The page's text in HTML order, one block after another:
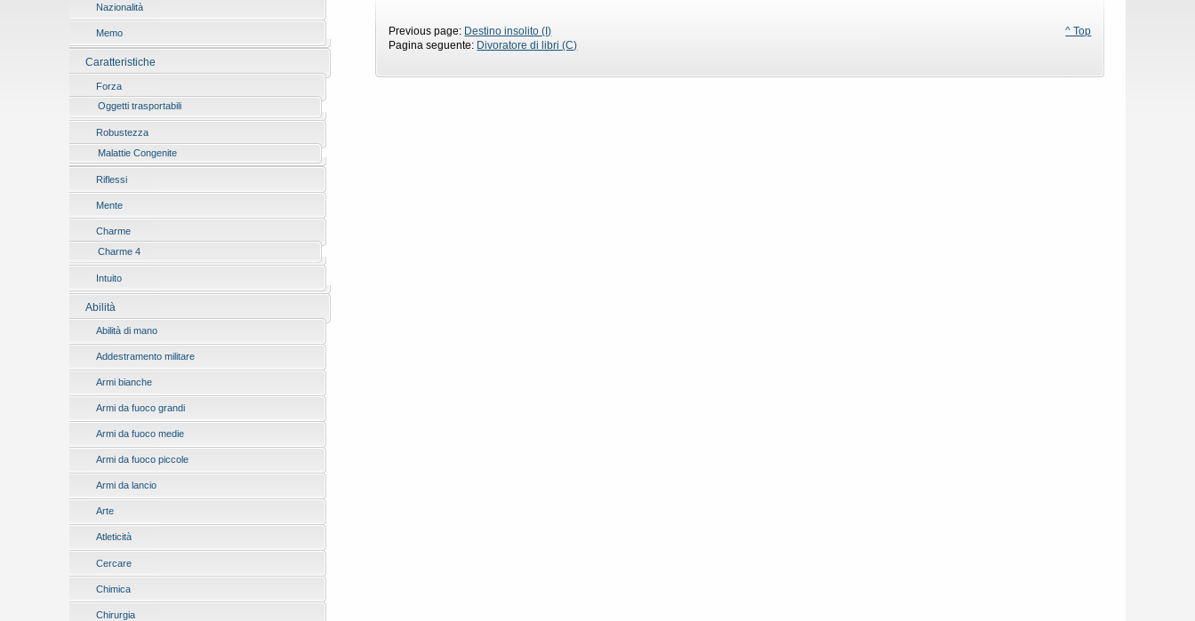
Nazionalità
Memo
Caratteristiche
Forza
Oggetti trasportabili
Robustezza
Malattie Congenite
Riflessi
Mente
Charme
Charme 4
Intuito
Abilità
Abilità di mano
Addestramento militare
Armi bianche
Armi da fuoco grandi
Armi da fuoco medie
Armi da fuoco piccole
Armi da lancio
Arte
Atleticità
Cercare
Chimica
Chirurgia
^ Top
Previous page: Destino insolito (I)
Pagina seguente: Divoratore di libri (C)